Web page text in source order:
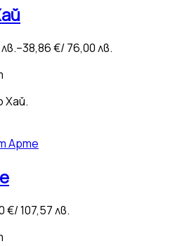
–38,86€/ 76,00 лв.
Price
/
38,86 €
Хай.
€/ 107,57 лв.